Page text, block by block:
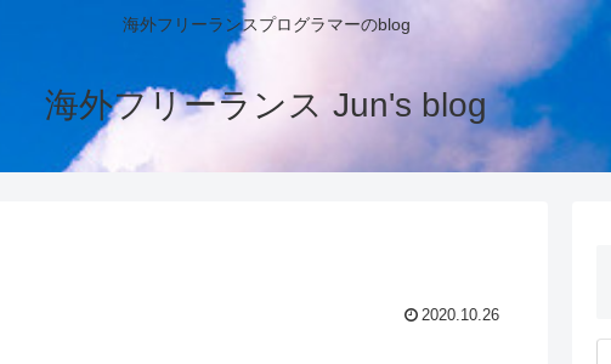
海外フリーランスプログラマーのblog
海外フリーランス Jun's blog
2020.10.26